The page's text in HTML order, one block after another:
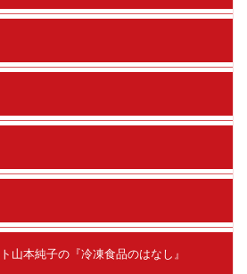
山本純子の『冷凍食品のはなし』